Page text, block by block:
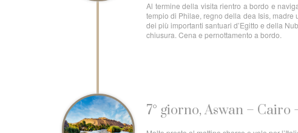
Al termine della visita rientro a bordo e
tempio di Philae, regno della dea Isis,
dei più importanti santuari d’Egitto e della
chiusura. Cena e pernottamento a bordo.
7° giorno, Aswan – Cairo